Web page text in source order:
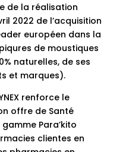
de la réalisation
2022 de l’acquisition
européen dans la
de moustiques
naturelles, de ses
et marques).
renforce le
offre de Santé
Para’kito
clientes en